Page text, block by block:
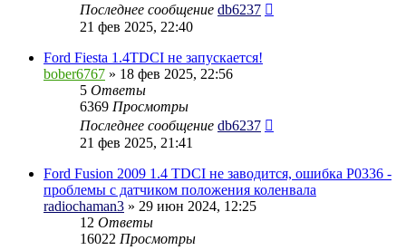
Последнее сообщение db6237
21 фев 2025, 22:40
Ford Fiesta 1.4TDCI не запускается!
bober6767 » 18 фев 2025, 22:56
5 Ответы
6369 Просмотры
Последнее сообщение db6237
21 фев 2025, 21:41
Ford Fusion 2009 1.4 TDCI не заводится, ошибка P0336 -
проблемы с датчиком положения коленвала
radiochaman3 » 29 июн 2024, 12:25
12 Ответы
16022 Просмотры